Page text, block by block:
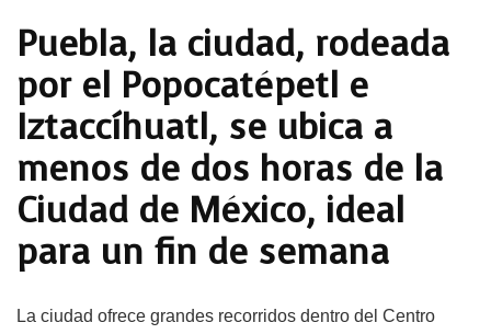
Puebla, la ciudad, rodeada
por el Popocatépetl e
Iztaccíhuatl, se ubica a
menos de dos horas de la
Ciudad de México, ideal
para un fin de semana
La ciudad ofrece grandes recorridos dentro del Centro